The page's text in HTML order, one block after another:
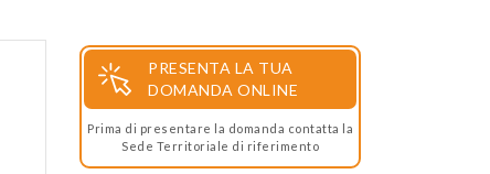
PRESENTA LA TUA
DOMANDA ONLINE
Prima di presentare la domanda contatta la
Sede Territoriale di riferimento